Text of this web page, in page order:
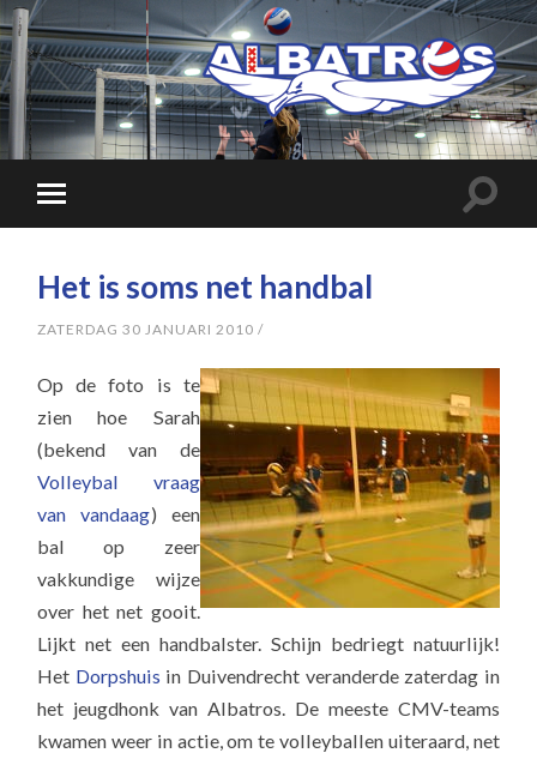
Het is soms net handbal
ZATERDAG 30 JANUARI 2010 /
Op de foto is te
zien hoe Sarah
(bekend van de
Volleybal vraag
van vandaag) een
bal op zeer
vakkundige wijze
over het net gooit.
Lijkt net een handbalster. Schijn bedriegt natuurlijk!
Het Dorpshuis in Duivendrecht veranderde zaterdag in
het jeugdhonk van Albatros. De meeste CMV-teams
kwamen weer in actie, om te volleyballen uiteraard, net